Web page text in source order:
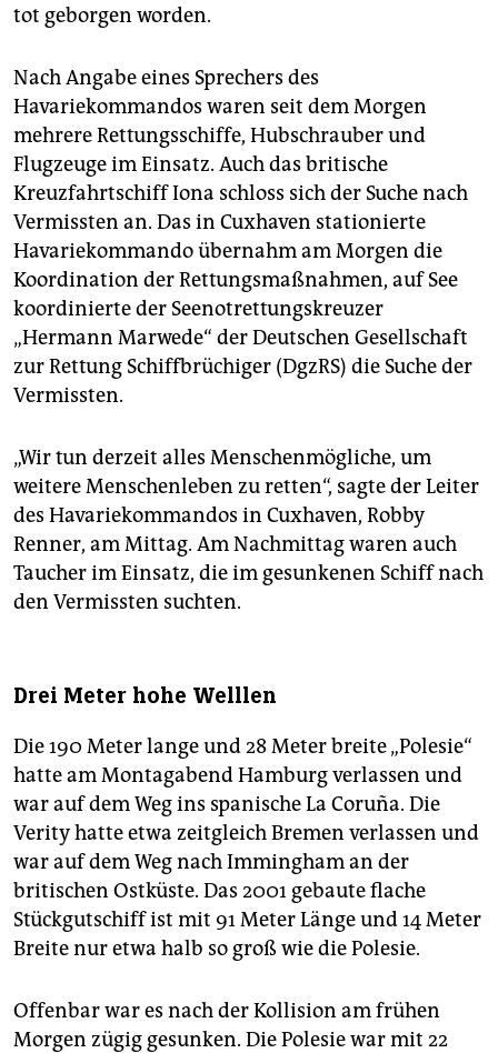
tot geborgen worden.
Nach Angabe eines Sprechers des
Havariekommandos waren seit dem Morgen
mehrere Rettungsschiffe, Hubschrauber und
Flugzeuge im Einsatz. Auch das britische
Kreuzfahrtschiff Iona schloss sich der Suche nach
Vermissten an. Das in Cuxhaven stationierte
Havariekommando übernahm am Morgen die
Koordination der Rettungsmaßnahmen, auf See
koordinierte der Seenotrettungskreuzer
„Hermann Marwede“ der Deutschen Gesellschaft
zur Rettung Schiffbrüchiger (DgzRS) die Suche der
Vermissten.
„Wir tun derzeit alles Menschenmögliche, um
weitere Menschenleben zu retten“, sagte der Leiter
des Havariekommandos in Cuxhaven, Robby
Renner, am Mittag. Am Nachmittag waren auch
Taucher im Einsatz, die im gesunkenen Schiff nach
den Vermissten suchten.
Drei Meter hohe Welllen
Die 190 Meter lange und 28 Meter breite „Polesie“
hatte am Montagabend Hamburg verlassen und
war auf dem Weg ins spanische La Coruña. Die
Verity hatte etwa zeitgleich Bremen verlassen und
war auf dem Weg nach Immingham an der
britischen Ostküste. Das 2001 gebaute flache
Stückgutschiff ist mit 91 Meter Länge und 14 Meter
Breite nur etwa halb so groß wie die Polesie.
Offenbar war es nach der Kollision am frühen
Morgen zügig gesunken. Die Polesie war mit 22